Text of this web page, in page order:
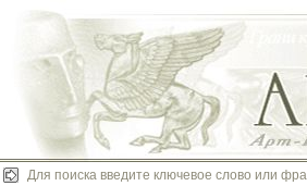
Для поиска введите ключевое слово или